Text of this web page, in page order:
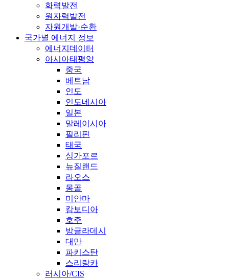
화력발전
원자력발전
자원개발·순환
국가별 에너지 정보
에너지데이터
아시아태평양
중국
베트남
인도
인도네시아
일본
말레이시아
필리핀
태국
싱가포르
뉴질랜드
라오스
몽골
미얀마
캄보디아
호주
방글라데시
대만
파키스탄
스리랑카
러시아/CIS